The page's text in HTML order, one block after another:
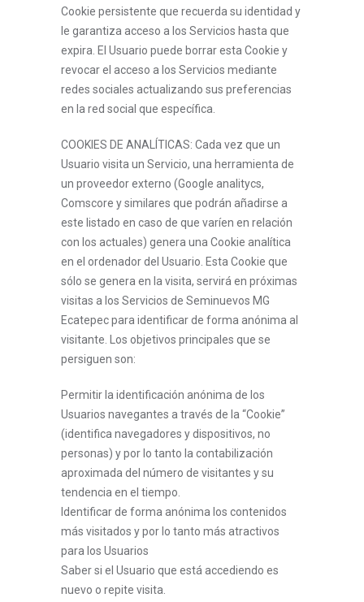
Cookie persistente que recuerda su identidad y
le garantiza acceso a los Servicios hasta que
expira. El Usuario puede borrar esta Cookie y
revocar el acceso a los Servicios mediante
redes sociales actualizando sus preferencias
en la red social que específica.
COOKIES DE ANALÍTICAS: Cada vez que un
Usuario visita un Servicio, una herramienta de
un proveedor externo (Google analitycs,
Comscore y similares que podrán añadirse a
este listado en caso de que varíen en relación
con los actuales) genera una Cookie analítica
en el ordenador del Usuario. Esta Cookie que
sólo se genera en la visita, servirá en próximas
visitas a los Servicios de Seminuevos MG
Ecatepec para identificar de forma anónima al
visitante. Los objetivos principales que se
persiguen son:
Permitir la identificación anónima de los
Usuarios navegantes a través de la “Cookie”
(identifica navegadores y dispositivos, no
personas) y por lo tanto la contabilización
aproximada del número de visitantes y su
tendencia en el tiempo.
Identificar de forma anónima los contenidos
más visitados y por lo tanto más atractivos
para los Usuarios
Saber si el Usuario que está accediendo es
nuevo o repite visita.